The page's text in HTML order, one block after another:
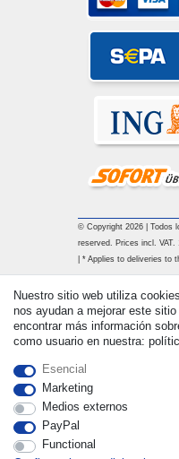
© Copyright 2026 | Todos
reserved. Prices incl. VAT.
| * Applies to deliveries to
Nuestro sitio web utiliza
nos ayudan a mejorar este
encontrar más información
como usuario en nuestra:
Esencial
Marketing
Medios externos
PayPal
Functional
Withdraw from